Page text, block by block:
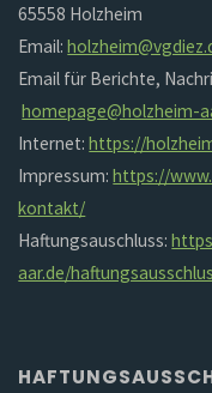
65558 Holzheim
Email:
Email für Berichte,
homepage@holzheim-
Internet:https://
Impressum:https://
kontakt/
Haftungsauschluss:
aar.de/